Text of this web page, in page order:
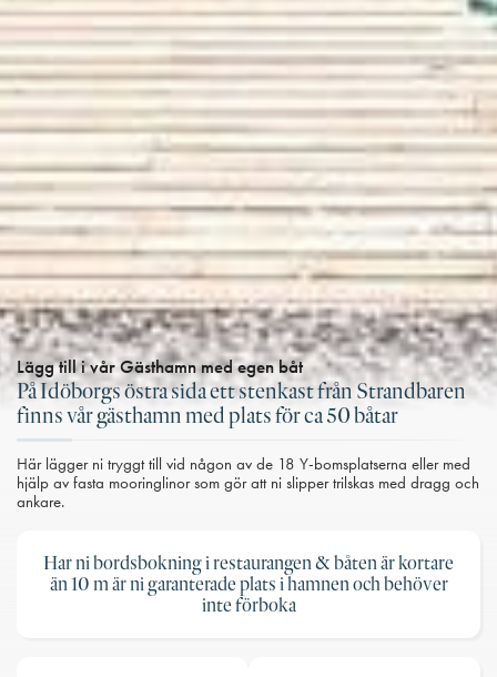
Lägg till i vår Gästhamn med egen båt
På Idöborgs östra sida ett stenkast från Strandbaren
finns vår gästhamn med plats för ca 50 båtar
Här lägger ni tryggt till vid någon av de 18 Y-bomsplatserna eller med
hjälp av fasta mooringlinor som gör att ni slipper trilskas med dragg och
ankare.
Har ni bordsbokning i restaurangen & båten är kortare
än 10 m är ni garanterade plats i hamnen och behöver
inte förboka